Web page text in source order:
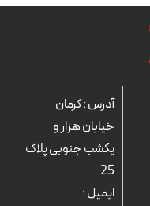
آدرس : کرمان
خیابان هزار و
یکشب جنوبی پلاک
25
ایمیل :